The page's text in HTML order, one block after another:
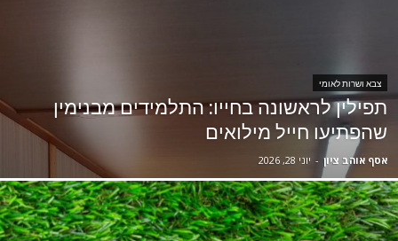
צבא ושרות לאומי
תפילין לראשונה בחייו: התלמידים מבנימין
שהפתיעו חייל מילואים
אסף אוהב ציון - יוני 28, 2026